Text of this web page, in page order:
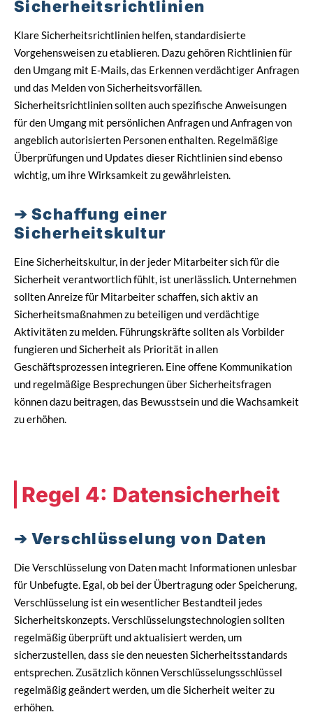
Sicherheitsrichtlinien
Klare Sicherheitsrichtlinien helfen, standardisierte
Vorgehensweisen zu etablieren. Dazu gehören Richtlinien für
den Umgang mit E-Mails, das Erkennen verdächtiger Anfragen
und das Melden von Sicherheitsvorfällen.
Sicherheitsrichtlinien sollten auch spezifische Anweisungen
für den Umgang mit persönlichen Anfragen und Anfragen von
angeblich autorisierten Personen enthalten. Regelmäßige
Überprüfungen und Updates dieser Richtlinien sind ebenso
wichtig, um ihre Wirksamkeit zu gewährleisten.
Schaffung einer
Sicherheitskultur
Eine Sicherheitskultur, in der jeder Mitarbeiter sich für die
Sicherheit verantwortlich fühlt, ist unerlässlich. Unternehmen
sollten Anreize für Mitarbeiter schaffen, sich aktiv an
Sicherheitsmaßnahmen zu beteiligen und verdächtige
Aktivitäten zu melden. Führungskräfte sollten als Vorbilder
fungieren und Sicherheit als Priorität in allen
Geschäftsprozessen integrieren. Eine offene Kommunikation
und regelmäßige Besprechungen über Sicherheitsfragen
können dazu beitragen, das Bewusstsein und die Wachsamkeit
zu erhöhen.
Regel 4: Datensicherheit
Verschlüsselung von Daten
Die Verschlüsselung von Daten macht Informationen unlesbar
für Unbefugte. Egal, ob bei der Übertragung oder Speicherung,
Verschlüsselung ist ein wesentlicher Bestandteil jedes
Sicherheitskonzepts. Verschlüsselungstechnologien sollten
regelmäßig überprüft und aktualisiert werden, um
sicherzustellen, dass sie den neuesten Sicherheitsstandards
entsprechen. Zusätzlich können Verschlüsselungsschlüssel
regelmäßig geändert werden, um die Sicherheit weiter zu
erhöhen.